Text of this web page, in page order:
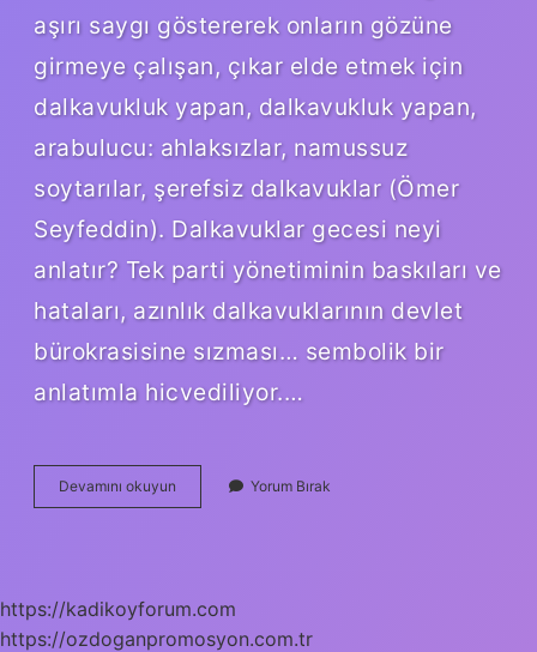
aşırı saygı göstererek onların gözüne
girmeye çalışan, çıkar elde etmek için
dalkavukluk yapan, dalkavukluk yapan,
arabulucu: ahlaksızlar, namussuz
soytarılar, şerefsiz dalkavuklar (Ömer
Seyfeddin). Dalkavuklar gecesi neyi
anlatır? Tek parti yönetiminin baskıları ve
hataları, azınlık dalkavuklarının devlet
bürokrasisine sızması… sembolik bir
anlatımla hicvediliyor.…
Devamını okuyun Yaranma
Dalkavukluk
Yorum Bırak
https://kadikoyforum.com
https://ozdoganpromosyon.com.tr